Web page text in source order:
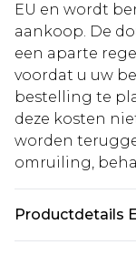
EU en wordt
aankoop. De
een aparte
voordat u uw
bestelling te
deze kosten
worden
omruiling,
Productdetails